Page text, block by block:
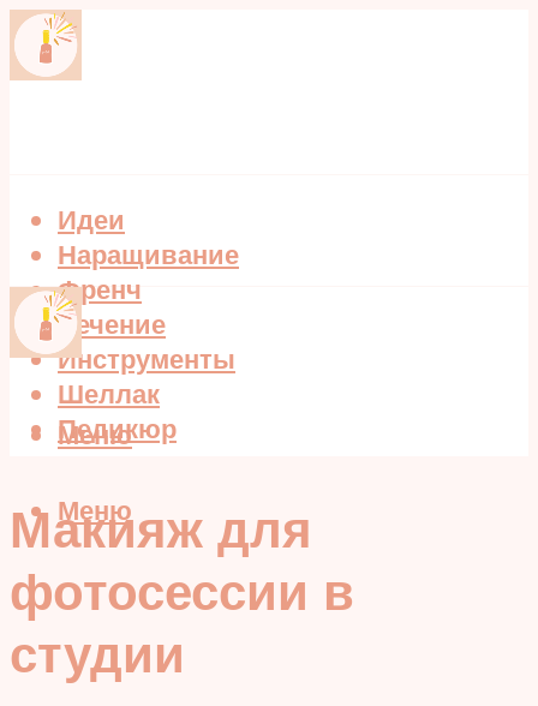
Идеи
Наращивание
Френч
Лечение
Инструменты
Шеллак
Педикюр
Меню
Меню
Макияж для
фотосессии в
студии